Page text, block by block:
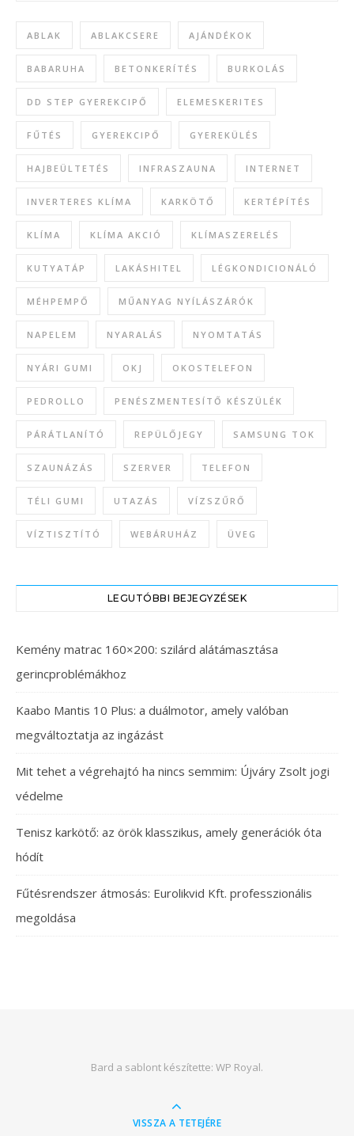
ABLAK ABLAKCSERE AJÁNDÉKOK
BABARUHA BETONKERÍTÉS BURKOLÁS
DD STEP GYEREKCIPŐ ELEMESKERITES
FŰTÉS GYEREKCIPŐ GYEREKÜLÉS
HAJBEÜLTETÉS INFRASZAUNA INTERNET
INVERTERES KLÍMA KARKÖTŐ KERTÉPÍTÉS
KLÍMA KLÍMA AKCIÓ KLÍMASZERELÉS
KUTYATÁP LAKÁSHITEL LÉGKONDICIONÁLÓ
MÉHPEMPŐ MŰANYAG NYÍLÁSZÁRÓK
NAPELEM NYARALÁS NYOMTATÁS
NYÁRI GUMI OKJ OKOSTELEFON
PEDROLLO PENÉSZMENTESÍTŐ KÉSZÜLÉK
PÁRÁTLANÍTÓ REPÜLŐJEGY SAMSUNG TOK
SZAUNÁZÁS SZERVER TELEFON
TÉLI GUMI UTAZÁS VÍZSZŰRŐ
VÍZTISZTÍTÓ WEBÁRUHÁZ ÜVEG
LEGUTÓBBI BEJEGYZÉSEK
Kemény matrac 160×200: szilárd alátámasztása
gerincproblémákhoz
Kaabo Mantis 10 Plus: a duálmotor, amely valóban
megváltoztatja az ingázást
Mit tehet a végrehajtó ha nincs semmim: Újváry Zsolt jogi
védelme
Tenisz karkötő: az örök klasszikus, amely generációk óta
hódít
Fűtésrendszer átmosás: Eurolikvid Kft. professzionális
megoldása
Bard a sablont készítette: WP Royal.
VISSZA A TETEJÉRE